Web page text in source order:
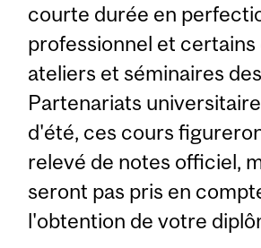
courte durée en
professionnel et certains
ateliers et séminaires des
Partenariats
d'été, ces cours
relevé de notes officiel,
seront pas pris en
l'obtention de votre